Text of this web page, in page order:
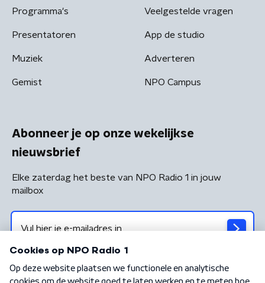
Programma's
Presentatoren
Muziek
Gemist
Veelgestelde vragen
App de studio
Adverteren
NPO Campus
Abonneer je op onze wekelijkse
nieuwsbrief
Elke zaterdag het beste van NPO Radio 1 in jouw
mailbox